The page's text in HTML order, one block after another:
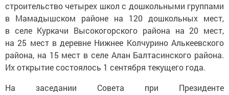
строительство четырех школ с дошкольными группами
в Мамадышском районе на 120 дошкольных мест,
в селе Куркачи Высокогорского района на 20 мест,
на 25 мест в деревне Нижнее Колчурино Алькеевского
района, на 15 мест в селе Алан Балтасинского района.
Их открытие состоялось 1 сентября текущего года.
На заседании Совета при Президенте